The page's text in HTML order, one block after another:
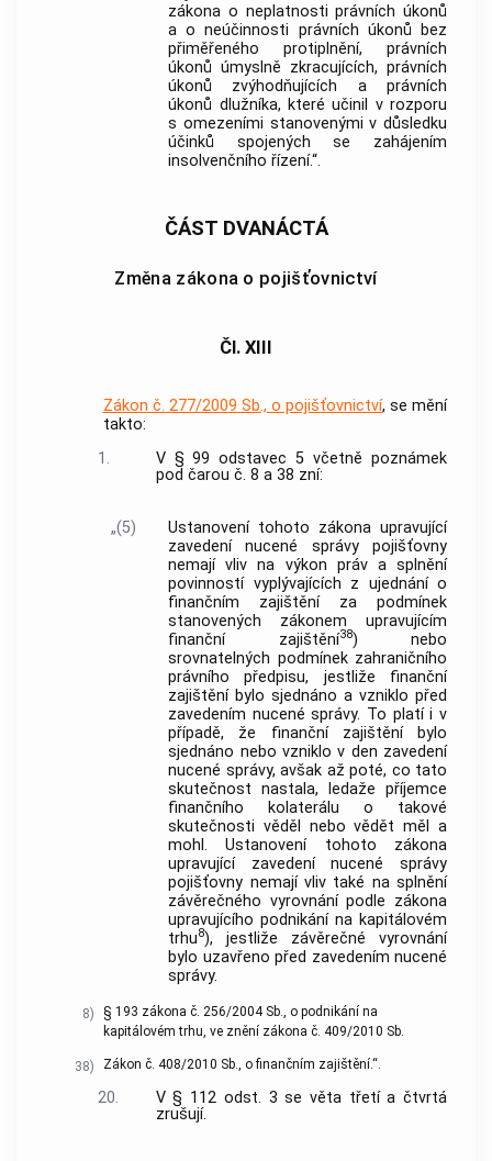
zákona o neplatnosti právních úkonů
a o neúčinnosti právních úkonů bez
přiměřeného protiplnění, právních
úkonů úmyslně zkracujících, právních
úkonů zvýhodňujících a právních
úkonů dlužníka, které učinil v rozporu
s omezeními stanovenými v důsledku
účinků spojených se zahájením
insolvenčního řízení.“.
ČÁST DVANÁCTÁ
Změna zákona o pojišťovnictví
Čl. XIII
Zákon č. 277/2009 Sb., o pojišťovnictví, se mění
takto:
1.
V § 99 odstavec 5 včetně poznámek
pod čarou č. 8 a 38 zní:
„(5)
Ustanovení tohoto zákona upravující
zavedení nucené správy pojišťovny
nemají vliv na výkon práv a splnění
povinností vyplývajících z ujednání o
finančním zajištění za podmínek
stanovených zákonem upravujícím
finanční zajištění38) nebo
srovnatelných podmínek zahraničního
právního předpisu, jestliže finanční
zajištění bylo sjednáno a vzniklo před
zavedením nucené správy. To platí i v
případě, že finanční zajištění bylo
sjednáno nebo vzniklo v den zavedení
nucené správy, avšak až poté, co tato
skutečnost nastala, ledaže příjemce
finančního kolaterálu o takové
skutečnosti věděl nebo vědět měl a
mohl. Ustanovení tohoto zákona
upravující zavedení nucené správy
pojišťovny nemají vliv také na splnění
závěrečného vyrovnání podle zákona
upravujícího podnikání na kapitálovém
trhu8), jestliže závěrečné vyrovnání
bylo uzavřeno před zavedením nucené
správy.
8)
§ 193 zákona č. 256/2004 Sb., o podnikání na
kapitálovém trhu, ve znění zákona č. 409/2010 Sb.
38) Zákon č. 408/2010 Sb., o finančním zajištění.“.
20.
V § 112 odst. 3 se věta třetí a čtvrtá
zrušují.